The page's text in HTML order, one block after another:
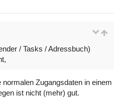
/ Tasks / Adressbuch)
Zugangsdaten in einem
ist nicht (mehr) gut.